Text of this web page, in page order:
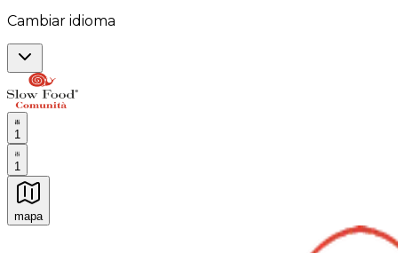
Cambiar idioma
1
1
mapa
Experiencias culinarias inolvidables: Experiencias